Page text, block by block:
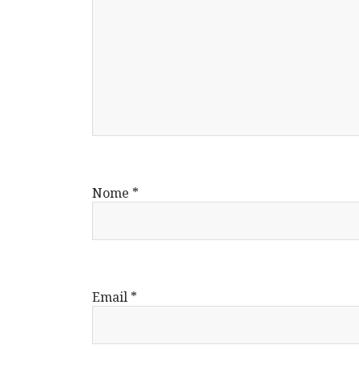
Nome *
Email *